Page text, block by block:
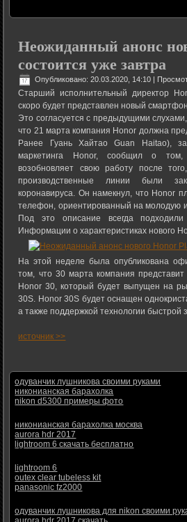
Неожиданный анонс
состоится уже завтра
Опубликовано: 20.03.2020, 14:10 |
Старший исполнительный директор
скоро будет представлен новый
Это согласуется с предыдущими
что 21 марта компания Honor должна
Ранее Гуань Хайтао Guan Haitao),
маркетинга Honor, сообщил о том,
возобновляет свою работу после
производственные линии были
коронавируса. Он намекнул, что Honor
телефон, ориентированный на молодую
Под это описание всегда
Информации о характеристиках нового
На этой неделе была опубликована
том, что 30 марта компания
Honor 30, который будет выпущен на
30S. Honor 30S будет оснащен
а также поддержкой технологии
источник >>
одуванчик лушникова своими руками
никонианская барахолка
nikon d5300 примеры фото
никонианская барахолка москва
aurora hdr 2017
lightroom 6 скачать бесплатно
lightroom 6
outex clear tubeless kit
panasonic fz2000
одуванчик лушникова для nikon своими